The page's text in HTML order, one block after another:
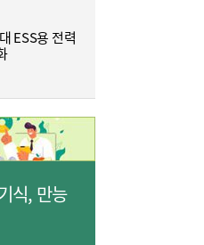
ESS용 전력
식, 만능